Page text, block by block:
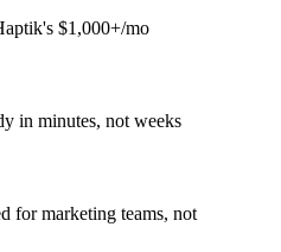
$1,000+/mo
in minutes, not weeks
for marketing teams, not